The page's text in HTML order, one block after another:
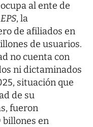
al ente de
, la
de afiliados en
de usuarios.
no cuenta con
ni dictaminados
situación que
de su
fueron
en